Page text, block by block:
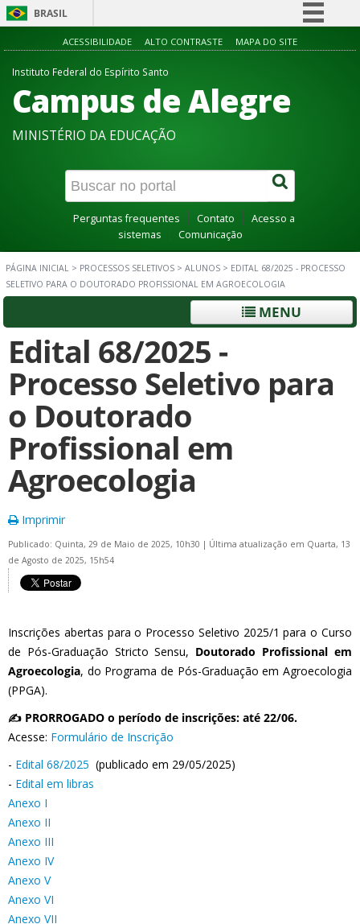
BRASIL
Simplifique!
Acesso à informação
Canais
ACESSIBILIDADE ALTO CONTRASTE MAPA DO SITE
Instituto Federal do Espírito Santo
Campus de Alegre
MINISTÉRIO DA EDUCAÇÃO
Perguntas frequentes Contato
Acesso a
sistemas
Comunicação
PÁGINA INICIAL > PROCESSOS SELETIVOS > ALUNOS > EDITAL 68/2025 - PROCESSO
SELETIVO PARA O DOUTORADO PROFISSIONAL EM AGROECOLOGIA
MENU
Edital 68/2025 -
Processo Seletivo para
o Doutorado
Profissional em
Agroecologia
Imprimir
Publicado: Quinta, 29 de Maio de 2025, 10h30 | Última atualização em Quarta, 13
de Agosto de 2025, 15h54
Inscrições abertas para o Processo Seletivo 2025/1 para o Curso
de Pós-Graduação Stricto Sensu, Doutorado Profissional em
Agroecologia, do Programa de Pós-Graduação em Agroecologia
(PPGA).
✍️ PRORROGADO o período de inscrições: até 22/06.
Acesse: Formulário de Inscrição
- Edital 68/2025 (publicado em 29/05/2025)
- Edital em libras
Anexo I
Anexo II
Anexo III
Anexo IV
Anexo V
Anexo VI
Anexo VII